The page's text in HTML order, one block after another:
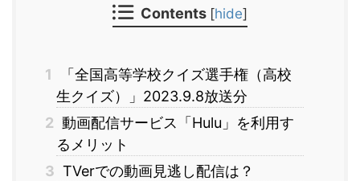
Contents [hide]
1
「全国高等学校クイズ選手権（高校
生クイズ）」2023.9.8放送分
2 動画配信サービス「Hulu」を利用す
るメリット
3 TVerでの動画見逃し配信は？